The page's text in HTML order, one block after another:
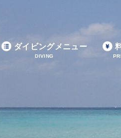
ダイビングメニュー
DIVING